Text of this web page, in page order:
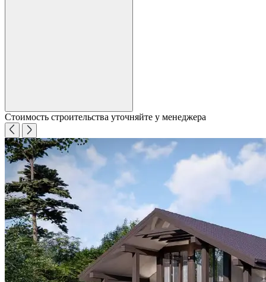
Стоимость строительства уточняйте у менеджера